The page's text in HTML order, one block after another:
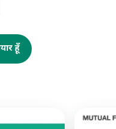
कर सकते हैं। यह आपको
फ्लक्चुएशन्स को ध्यान में
हूँ